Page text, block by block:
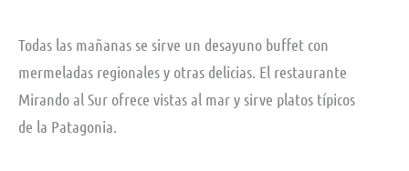
Todas las mañanas se sirve un desayuno buffet con
mermeladas regionales y otras delicias. El restaurante
Mirando al Sur ofrece vistas al mar y sirve platos típicos
de la Patagonia.